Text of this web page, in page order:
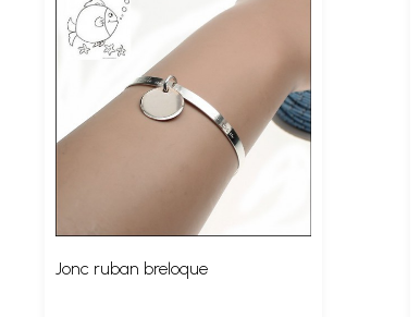
Jonc ruban breloque